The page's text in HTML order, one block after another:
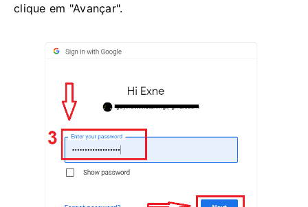
clique em "Avançar".